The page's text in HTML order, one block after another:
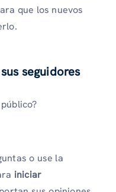
que los nuevos
seguidores
o use la
iniciar